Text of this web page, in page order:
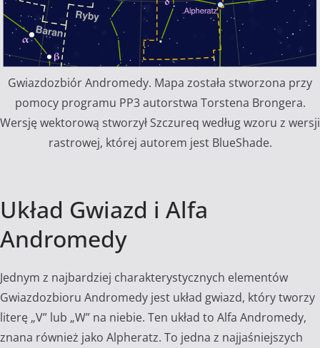
Gwiazdozbiór Andromedy. Mapa została stworzona przy
pomocy programu PP3 autorstwa Torstena Brongera.
Wersję wektorową stworzył Szczureq według wzoru z wersji
rastrowej, której autorem jest BlueShade.
Układ Gwiazd i Alfa
Andromedy
Jednym z najbardziej charakterystycznych elementów
Gwiazdozbioru Andromedy jest układ gwiazd, który tworzy
literę „V” lub „W” na niebie. Ten układ to Alfa Andromedy,
znana również jako Alpheratz. To jedna z najjaśniejszych